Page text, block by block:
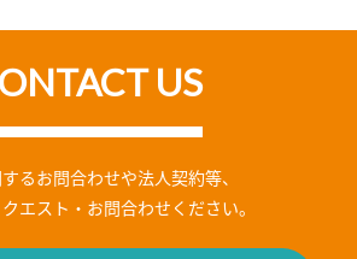
US
るお問合わせや法人契約等、
エスト・お問合わせください。